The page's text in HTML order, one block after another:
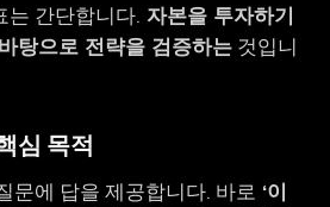
는 간단합니다. 자본을 투자하기
탕으로 전략을 검증하는것입니
심 목적
문에 답을 제공합니다. 바로 ‘이